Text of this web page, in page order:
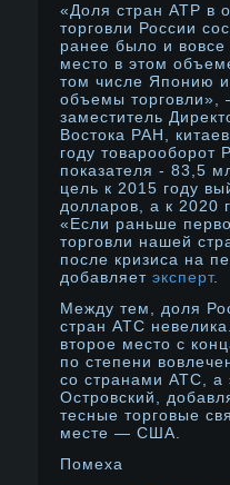
«Доля стран АТР в
торговли России
ранее было и
место в этом
том числе Японию
объемы торговли»,
заместитель
Востока РАН,
году товарооборот
показателя - 83,5
цель к 2015 году
долларов, а к 2020
«Если раньше
торговли нашей
после кризиса на
добавляет эксперт.
Между тем, доля
стран АТС
второе место с
по степени
со странами АТС, а
Островский,
тесные торговые
месте — США.
Помеха